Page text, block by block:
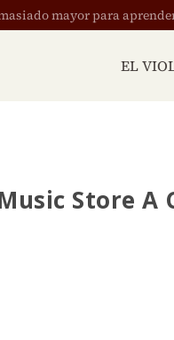
mayor para
EL
Store A